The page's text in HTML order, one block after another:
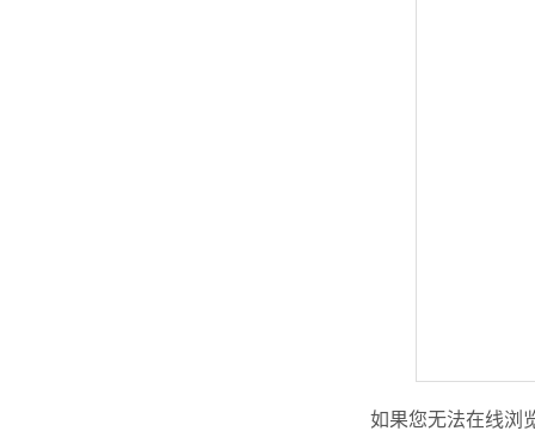
如果您无法在线浏